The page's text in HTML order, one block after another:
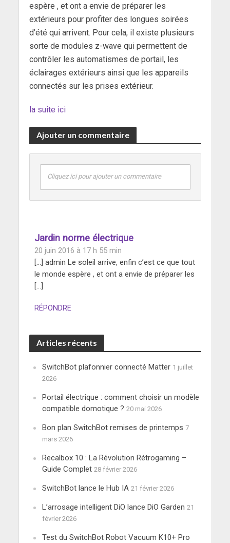
espère , et ont a envie de préparer les
extérieurs pour profiter des longues soirées
d’été qui arrivent. Pour cela, il existe plusieurs
sorte de modules z-wave qui permettent de
contrôler les automatismes de portail, les
éclairages extérieurs ainsi que les appareils
connectés sur les prises extérieur.
la suite ici
Ajouter un commentaire
Cliquez ici pour ajouter un commentaire
Jardin norme électrique
20 juin 2016 à 17 h 55 min
[…] admin Le soleil arrive, enfin c’est ce que tout
le monde espère , et ont a envie de préparer les
[…]
RÉPONDRE
Articles récents
SwitchBot plafonnier connecté Matter 1 juillet
2026
Portail électrique : comment choisir un modèle
compatible domotique ? 20 mai 2026
Bon plan SwitchBot remises de printemps 7
mars 2026
Recalbox 10 : La Révolution Rétrogaming –
Guide Complet 28 février 2026
SwitchBot lance le Hub IA 21 février 2026
L’arrosage intelligent DiO lance DiO Garden 21
février 2026
Test du SwitchBot Robot Vacuum K10+ Pro